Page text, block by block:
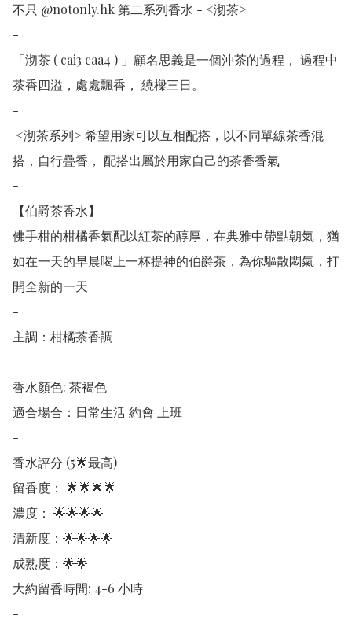
不只 @notonly.hk 第二系列香水 - <沏茶>
-
「沏茶 ( cai3 caa4 ) 」顧名思義是一個沖茶的過程， 過程中
茶香四溢，處處飄香， 繞樑三日。
-
搭，自行疊香， 配搭出屬於用家自己的茶香香氣
-
【伯爵茶香水】
佛手柑的柑橘香氣配以紅茶的醇厚，在典雅中帶點朝氣，猶
如在一天的早晨喝上一杯提神的伯爵茶，為你驅散悶氣，打
開全新的一天
-
主調：柑橘茶香調
-
香水顏色: 茶褐色
適合場合：日常生活 約會 上班
-
香水評分 (5🌟最高)
留香度： 🌟🌟🌟🌟
濃度： 🌟🌟🌟🌟
清新度：🌟🌟🌟🌟
成熟度：🌟🌟
大約留香時間: 4-6 小時
-